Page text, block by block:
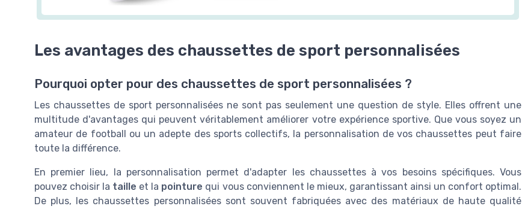
Les avantages des chaussettes de sport personnalisées
Pourquoi opter pour des chaussettes de sport personnalisées ?
Les chaussettes de sport personnalisées ne sont pas seulement une question de style. Elles offrent une
multitude d'avantages qui peuvent véritablement améliorer votre expérience sportive. Que vous soyez un
amateur de football ou un adepte des sports collectifs, la personnalisation de vos chaussettes peut faire
toute la différence.
En premier lieu, la personnalisation permet d'adapter les chaussettes à vos besoins spécifiques. Vous
pouvez choisir la taille et la pointure qui vous conviennent le mieux, garantissant ainsi un confort optimal.
De plus, les chaussettes personnalisées sont souvent fabriquées avec des matériaux de haute qualité